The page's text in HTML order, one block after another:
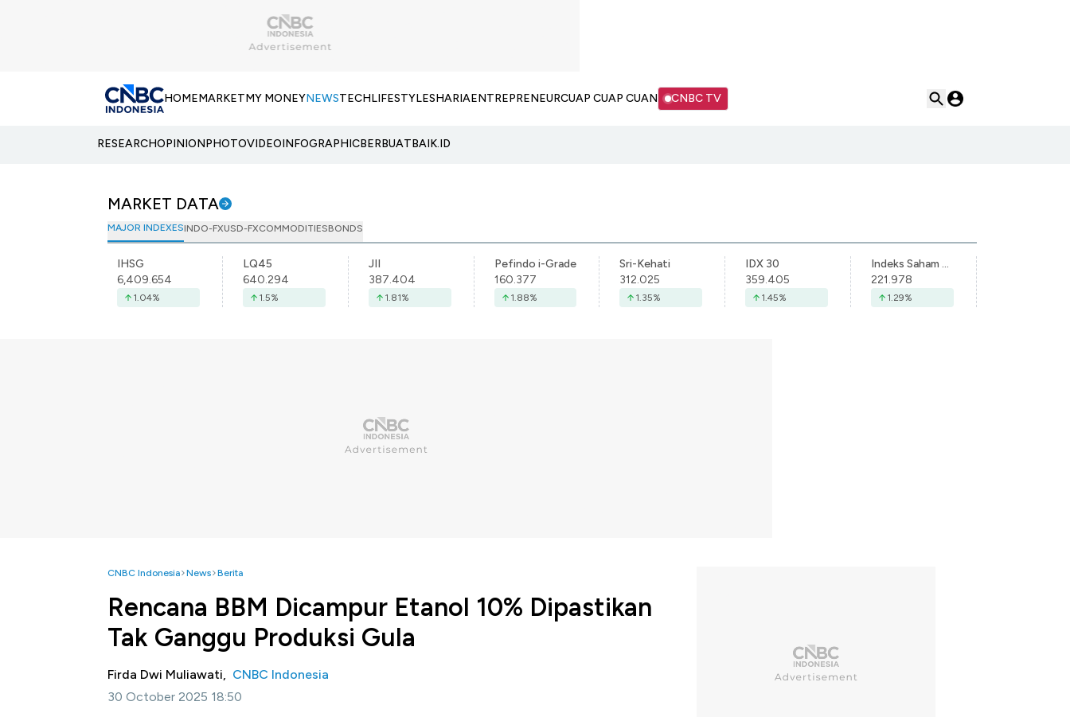
HOMEMARKETMY MONEYNEWSTECHLIFESTYLESHARIAENTREPRENEURCUAP CUAP CUAN CNBC TV
RESEARCHOPINIONPHOTOVIDEOINFOGRAPHICBERBUATBAIK.ID
MARKET DATA
MAJOR INDEXESINDO-FXUSD-FXCOMMODITIESBONDS
IHSG
6,409.654
1.04%
LQ45
640.294
1.5%
JII
387.404
1.81%
Pefindo i-Grade
160.377
1.88%
Sri-Kehati
312.025
1.35%
IDX 30
359.405
1.45%
Indeks Saham Syariah Indonesia
221.978
1.29%
CNBC Indonesia News Berita
Rencana BBM Dicampur Etanol 10% Dipastikan
Tak Ganggu Produksi Gula
Firda Dwi Muliawati, CNBC Indonesia
30 October 2025 18:50